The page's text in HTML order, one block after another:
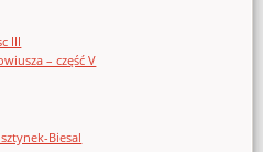
III
– część V
Biesal